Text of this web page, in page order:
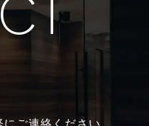
ご連絡ください。